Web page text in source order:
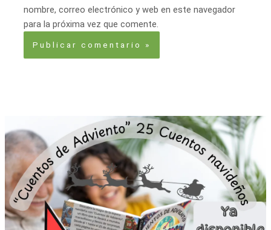
nombre, correo electrónico y web en este navegador
para la próxima vez que comente.